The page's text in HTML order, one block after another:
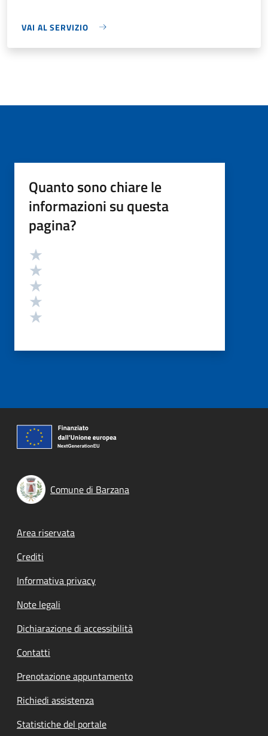
VAI AL SERVIZIO
Quanto sono chiare le
informazioni su questa
pagina?
Valutazione
Comune di Barzana
Footer menu
Area riservata
Crediti
Informativa privacy
Note legali
Dichiarazione di accessibilità
Contatti
Prenotazione appuntamento
Richiedi assistenza
Statistiche del portale